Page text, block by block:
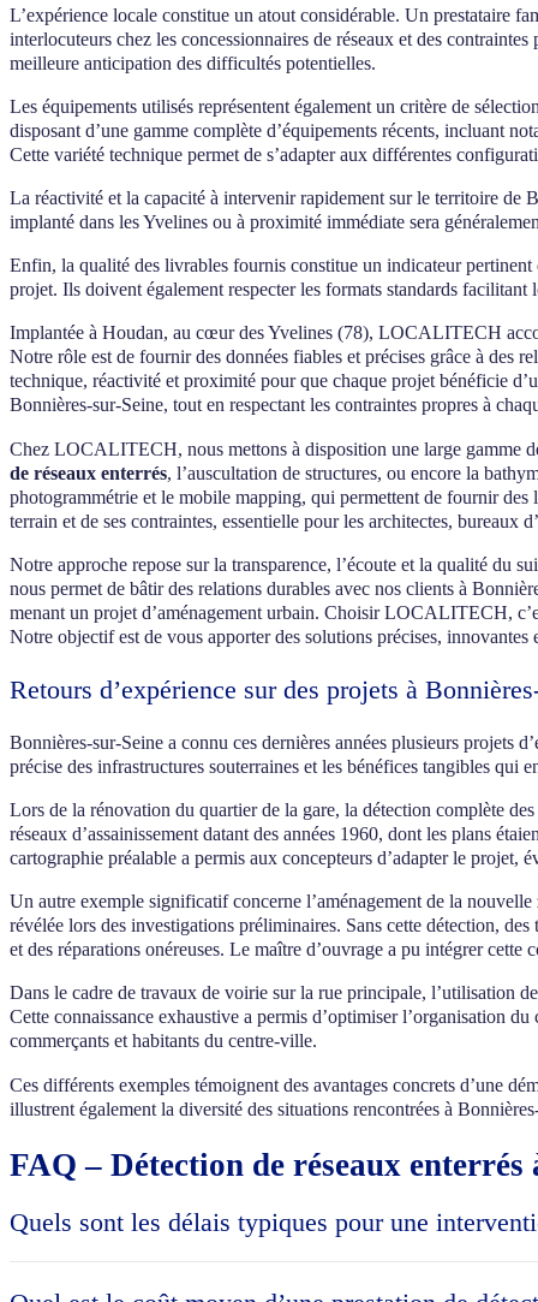
L’expérience locale constitue un atout considérable. Un prestataire
interlocuteurs chez les concessionnaires de réseaux et des
meilleure anticipation des difficultés potentielles.
Les équipements utilisés représentent également un critère de
disposant d’une gamme complète d’équipements récents, incluant
Cette variété technique permet de s’adapter aux différentes
La réactivité et la capacité à intervenir rapidement sur le territoire de
implanté dans les Yvelines ou à proximité immédiate sera
Enfin, la qualité des livrables fournis constitue un indicateur pertinent
projet. Ils doivent également respecter les formats standards facilitant
Implantée à Houdan, au cœur des Yvelines (78), LOCALITECH
Notre rôle est de fournir des données fiables et précises grâce à des
technique, réactivité et proximité pour que chaque projet bénéficie
Bonnières-sur-Seine, tout en respectant les contraintes propres à
Chez LOCALITECH, nous mettons à disposition une large gamme
de réseaux enterrés, l’auscultation de structures, ou encore la
photogrammétrie et le mobile mapping, qui permettent de fournir
terrain et de ses contraintes, essentielle pour les architectes, bureaux
Notre approche repose sur la transparence, l’écoute et la qualité du
nous permet de bâtir des relations durables avec nos clients à
menant un projet d’aménagement urbain. Choisir LOCALITECH,
Notre objectif est de vous apporter des solutions précises,
Retours d’expérience sur des projets à
Bonnières-sur-Seine a connu ces dernières années plusieurs projets
précise des infrastructures souterraines et les bénéfices tangibles qui
Lors de la rénovation du quartier de la gare, la détection complète
réseaux d’assainissement datant des années 1960, dont les plans
cartographie préalable a permis aux concepteurs d’adapter le projet,
Un autre exemple significatif concerne l’aménagement de la
révélée lors des investigations préliminaires. Sans cette détection,
et des réparations onéreuses. Le maître d’ouvrage a pu intégrer
Dans le cadre de travaux de voirie sur la rue principale, l’utilisation
Cette connaissance exhaustive a permis d’optimiser l’organisation
commerçants et habitants du centre-ville.
Ces différents exemples témoignent des avantages concrets d’une
illustrent également la diversité des situations rencontrées à
FAQ – Détection de réseaux enterrés
Quels sont les délais typiques pour une